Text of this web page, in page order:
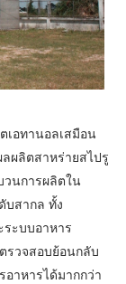
เอทานอลเสมือน
ผลิตสาหร่ายสไปรู
วนการผลิตใน
บสากล ทั้ง
ะบบอาหาร
รวจสอบย้อนกลับ
าหารได้มากกว่า